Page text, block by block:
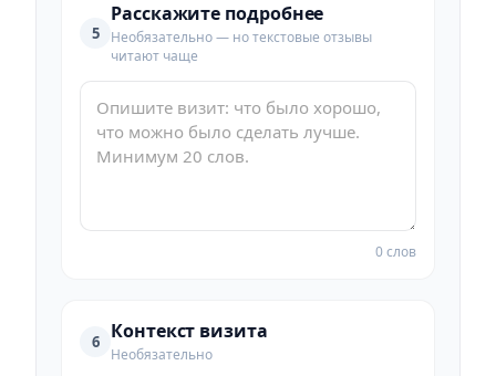
5
Расскажите подробнее
Необязательно — но текстовые отзывы
читают чаще
0 слов
6 Контекст визита
Необязательно